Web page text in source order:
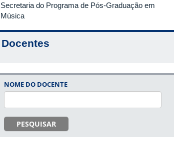
Secretaria do Programa de Pós-Graduação em
Música
Docentes
NOME DO DOCENTE
PESQUISAR